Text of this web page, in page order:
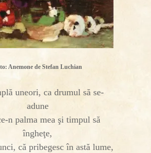
Anemone de Stefan Luchian
uneori, ca drumul să se-
adune
n palma mea şi timpul să
îngheţe,
că pribegesc în astă lume,